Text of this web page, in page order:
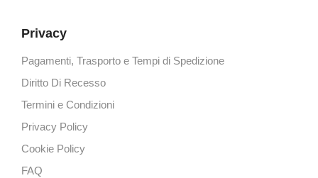
Privacy
Pagamenti, Trasporto e Tempi di Spedizione
Diritto Di Recesso
Termini e Condizioni
Privacy Policy
Cookie Policy
FAQ